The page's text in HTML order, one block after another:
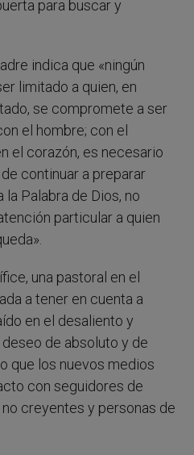
para buscar y
indica que «ningún
limitado a quien, en
se compromete a ser
el hombre; con el
el corazón, es necesario
continuar a preparar
Palabra de Dios, no
particular a quien
una pastoral en el
a tener en cuenta a
en el desaliento y
de absoluto y de
que los nuevos medios
con seguidores de
creyentes y personas de